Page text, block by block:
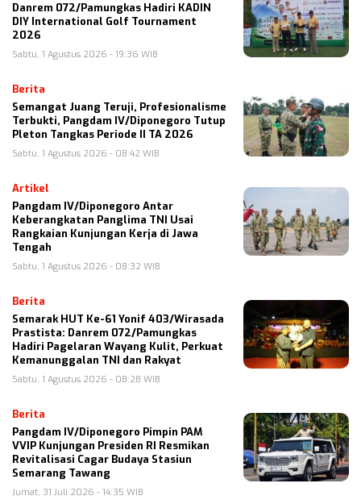
Danrem 072/Pamungkas Hadiri KADIN
DIY International Golf Tournament
2026
Sabtu, 1 Agustus 2026 - 19:36 WIB
Berita
Semangat Juang Teruji, Profesionalisme
Terbukti, Pangdam IV/Diponegoro Tutup
Pleton Tangkas Periode II TA 2026
Sabtu, 1 Agustus 2026 - 08:42 WIB
Artikel
Pangdam IV/Diponegoro Antar
Keberangkatan Panglima TNI Usai
Rangkaian Kunjungan Kerja di Jawa
Tengah
Sabtu, 1 Agustus 2026 - 08:32 WIB
Berita
Semarak HUT Ke-61 Yonif 403/Wirasada
Prastista: Danrem 072/Pamungkas
Hadiri Pagelaran Wayang Kulit, Perkuat
Kemanunggalan TNI dan Rakyat
Sabtu, 1 Agustus 2026 - 08:28 WIB
Berita
Pangdam IV/Diponegoro Pimpin PAM
VVIP Kunjungan Presiden RI Resmikan
Revitalisasi Cagar Budaya Stasiun
Semarang Tawang
Jumat, 31 Juli 2026 - 14:35 WIB